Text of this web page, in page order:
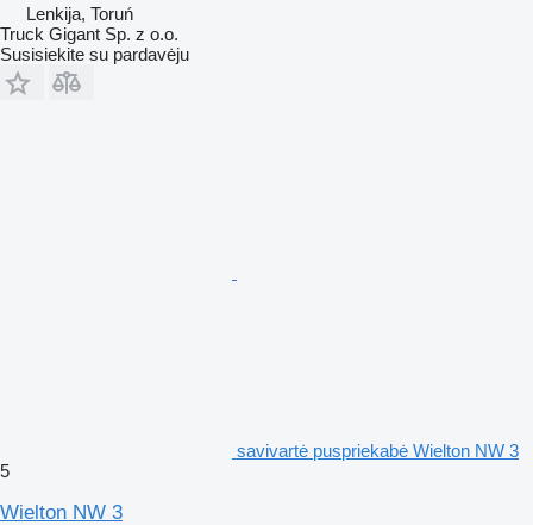
Lenkija, Toruń
Truck Gigant Sp. z o.o.
Susisiekite su pardavėju
savivartė puspriekabė Wielton NW 3
5
Wielton NW 3